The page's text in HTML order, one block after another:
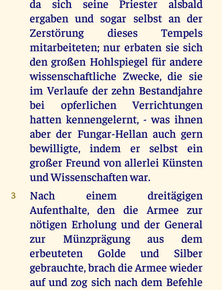
da sich seine Priester alsbald
ergaben und sogar selbst an der
Zerstörung dieses Tempels
mitarbeiteten; nur erbaten sie sich
den großen Hohlspiegel für andere
wissenschaftliche Zwecke, die sie
im Verlaufe der zehn Bestandjahre
bei opferlichen Verrichtungen
hatten kennengelernt, - was ihnen
aber der Fungar-Hellan auch gern
bewilligte, indem er selbst ein
großer Freund von allerlei Künsten
und Wissenschaften war.
3
Nach einem dreitägigen
Aufenthalte, den die Armee zur
nötigen Erholung und der General
zur Münzprägung aus dem
erbeuteten Golde und Silber
gebrauchte, brach die Armee wieder
auf und zog sich nach dem Befehle